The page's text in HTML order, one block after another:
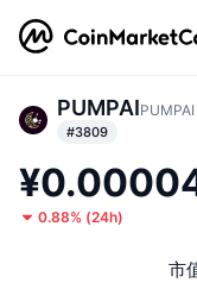
PUMPAIPUMPAI
#3809
0.88% (24h)
市